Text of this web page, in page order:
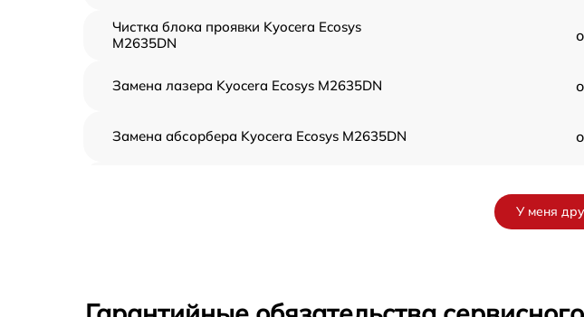
Чистка блока проявки Kyocera Ecosys
M2635DN
Замена лазера Kyocera Ecosys M2635DN
Замена абсорбера Kyocera Ecosys M2635DN
У меня